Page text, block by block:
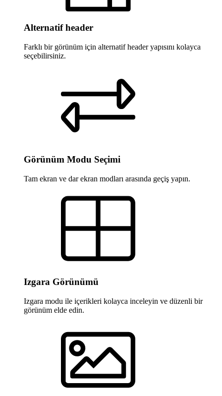
Alternatif header
Farklı bir görünüm için alternatif header yapısını kolayca
seçebilirsiniz.
Görünüm Modu Seçimi
Tam ekran ve dar ekran modları arasında geçiş yapın.
Izgara Görünümü
Izgara modu ile içerikleri kolayca inceleyin ve düzenli bir
görünüm elde edin.